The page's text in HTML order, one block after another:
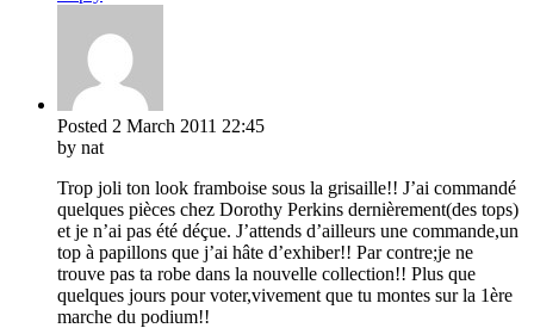
Posted 2 March 2011 22:45
by nat
Trop joli ton look framboise sous la grisaille!! J’ai commandé
quelques pièces chez Dorothy Perkins dernièrement(des tops)
et je n’ai pas été déçue. J’attends d’ailleurs une commande,un
top à papillons que j’ai hâte d’exhiber!! Par contre;je ne
trouve pas ta robe dans la nouvelle collection!! Plus que
quelques jours pour voter,vivement que tu montes sur la 1ère
marche du podium!!